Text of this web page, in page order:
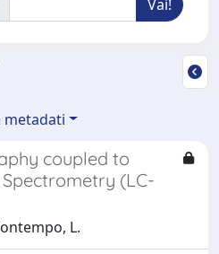
metadati
coupled to
(LC-
L.